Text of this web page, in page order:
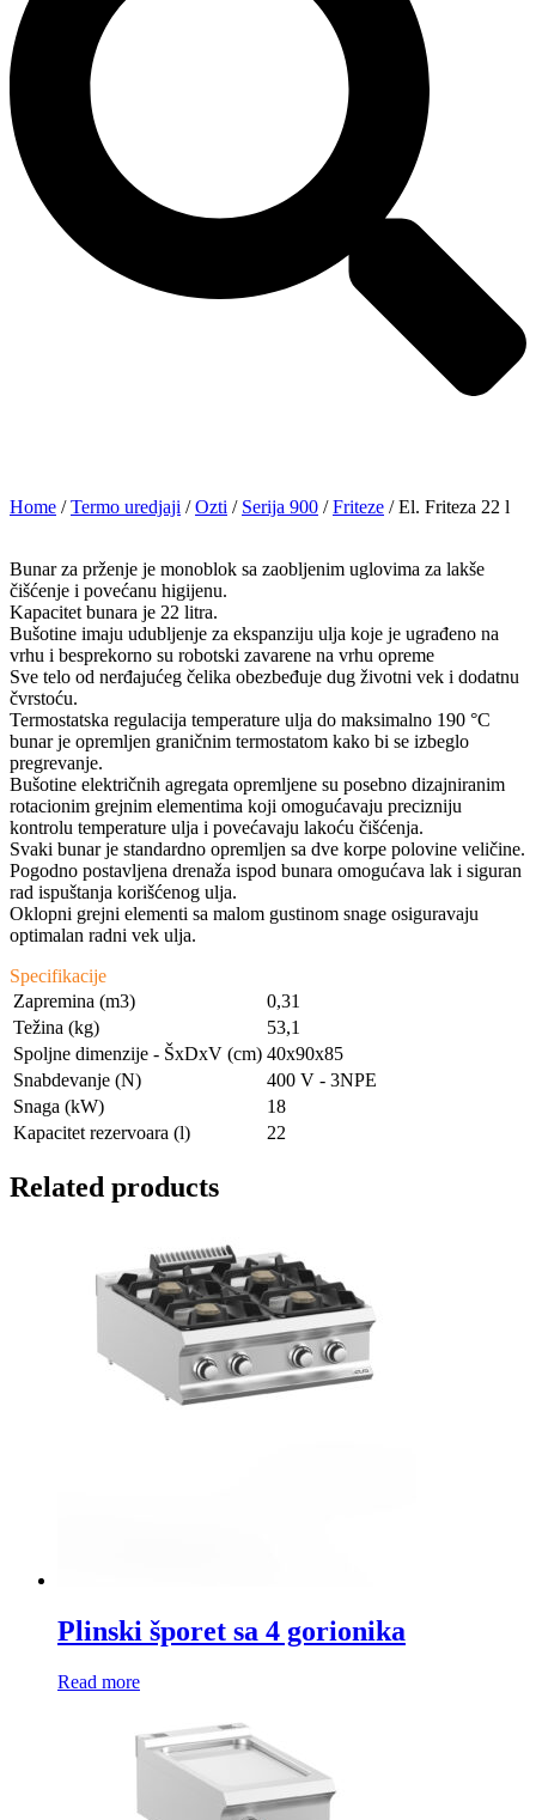
Home /Termo uredjaji /Ozti / Serija 900 /Friteze / El. Friteza 22 l
Bunar za prženje je monoblok sa zaobljenim uglovima za lakše
čišćenje i povećanu higijenu.
Kapacitet bunara je 22 litra.
Bušotine imaju udubljenje za ekspanziju ulja koje je ugrađeno na
vrhu i besprekorno su robotski zavarene na vrhu opreme
Sve telo od nerđajućeg čelika obezbeđuje dug životni vek i dodatnu
čvrstoću.
Termostatska regulacija temperature ulja do maksimalno 190 °C
bunar je opremljen graničnim termostatom kako bi se izbeglo
pregrevanje.
Bušotine električnih agregata opremljene su posebno dizajniranim
rotacionim grejnim elementima koji omogućavaju precizniju
kontrolu temperature ulja i povećavaju lakoću čišćenja.
Svaki bunar je standardno opremljen sa dve korpe polovine veličine.
Pogodno postavljena drenaža ispod bunara omogućava lak i siguran
rad ispuštanja korišćenog ulja.
Oklopni grejni elementi sa malom gustinom snage osiguravaju
optimalan radni vek ulja.
Specifikacije
Zapremina (m3)
0,31
Težina (kg)
53,1
Spoljne dimenzije - ŠxDxV (cm) 40x90x85
Snabdevanje (N)
400 V - 3NPE
Snaga (kW)
18
Kapacitet rezervoara (l)
22
Related products
Plinski šporet sa 4 gorionika
Read more